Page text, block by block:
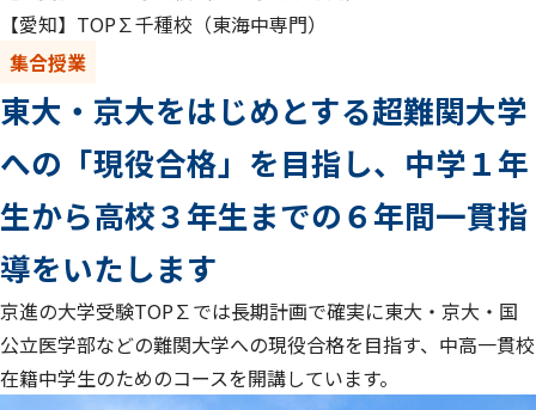
【愛知】TOP∑千種校（東海中専門）
集合授業
東大・京大をはじめとする超難関大学
への「現役合格」を目指し、中学１年
生から高校３年生までの６年間一貫指
導をいたします
京進の大学受験TOP∑では長期計画で確実に東大・京大・国
公立医学部などの難関大学への現役合格を目指す、中高一貫校
在籍中学生のためのコースを開講しています。